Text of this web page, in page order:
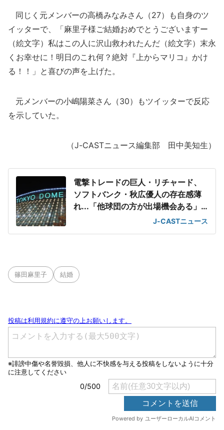
同じく元メンバーの高橋みなみさん（27）も自身のツ
イッターで、「麻里子様ご結婚おめでとうございますー
（絵文字）私はこの人に沢山救われたんだ（絵文字）末永
くお幸せに！明日のこれ何？絶対『上からマリコ』かけ
る！！」と喜びの声を上げた。
元メンバーの小嶋陽菜さん（30）もツイッターで反応
を示していた。
（J-CASTニュース編集部 田中美知生）
電撃トレードの巨人・リチャード、
ソフトバンク・秋広優人の存在感薄
れ...「他球団の方が出場機会ある」
J-CASTニュース
篠田麻里子 結婚